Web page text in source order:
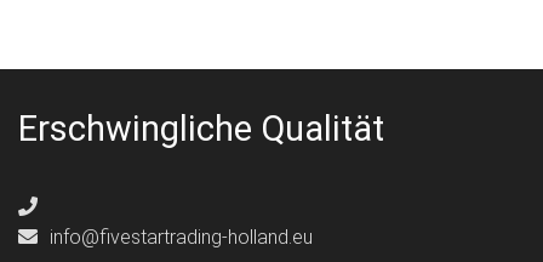
Erschwingliche Qualität
info@fivestartrading-holland.eu